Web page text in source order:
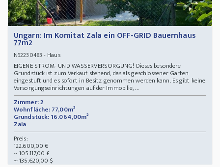
Ungarn: Im Komitat Zala ein OFF-GRID Bauernhaus
77m2
N62230483 - Haus
EIGENE STROM- UND WASSERVERSORGUNG! Dieses besondere
Grundstück ist zum Verkauf stehend, das als geschlossener Garten
eingestuft und es sofort in Besitz genommen werden kann. Es gibt keine
Versorgungseinrichtungen auf der Immobilie, ...
Zimmer: 2
Wohnfläche: 77,00m²
Grundstück: 16.064,00m²
Zala
Preis:
122.600,00 €
~ 105.117,00 £
~ 135.620,00 $